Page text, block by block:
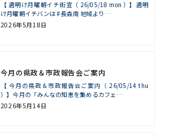
【 週明け月曜朝イチ街宣（ 26/05/18 mon ）】週明
け月曜朝イチバンは #長森南 地域より…
2026年5月18日
今月の県政＆市政報告会ご案内
【 今月の県政＆市政報告会ご案内（ 26/05/14 thu
）】今月の「みんなの知恵を集めるカフェ…
2026年5月14日